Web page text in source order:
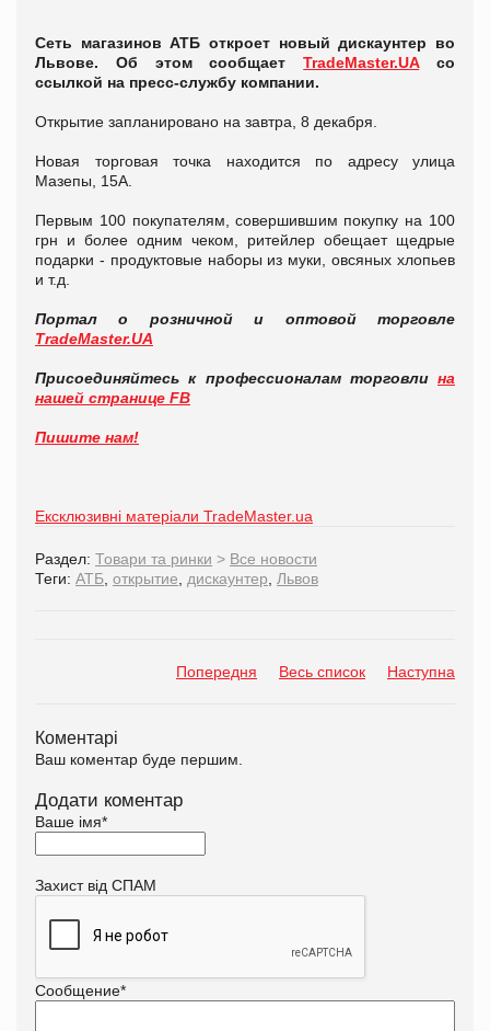
Сеть магазинов АТБ откроет новый дискаунтер во
Львове. Об этом сообщаетTradeMaster.UAсо
ссылкой на пресс-службу компании.
Открытие запланировано на завтра, 8 декабря.
Новая торговая точка находится по адресу улица
Мазепы, 15А.
Первым 100 покупателям, совершившим покупку на 100
грн и более одним чеком, ритейлер обещает щедрые
подарки - продуктовые наборы из муки, овсяных хлопьев
и т.д.
Портал о розничной и оптовой торговле
TradeMaster.UA
Присоединяйтесь к профессионалам торговли на
нашей странице FB
Пишите нам!
Ексклюзивні матеріали TradeMaster.ua
Раздел: Товари та ринки > Все новости
Теги: АТБ открытие дискаунтер Львов
Попередня Весь список Наступна
Коментарі
Ваш коментар буде першим.
Додати коментар
Ваше імя*
Захист від СПАМ
Сообщение*